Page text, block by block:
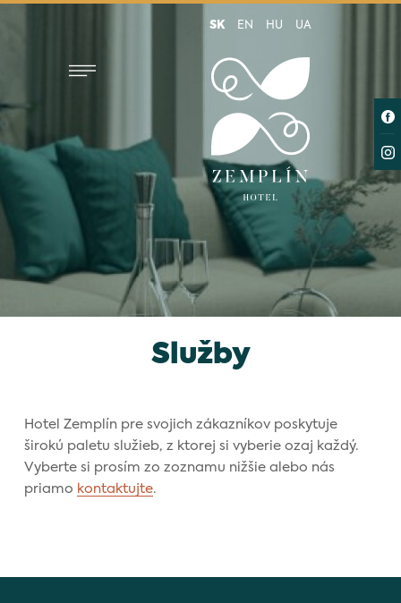
SK EN HU UA
Služby
Hotel Zemplín pre svojich zákazníkov poskytuje
širokú paletu služieb, z ktorej si vyberie ozaj každý.
Vyberte si prosím zo zoznamu nižšie alebo nás
priamo kontaktujte.